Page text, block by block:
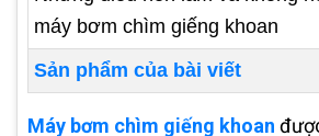
máy bơm chìm giếng khoan
Sản phẩm của bài viết
Máy bơm chìm giếng khoan